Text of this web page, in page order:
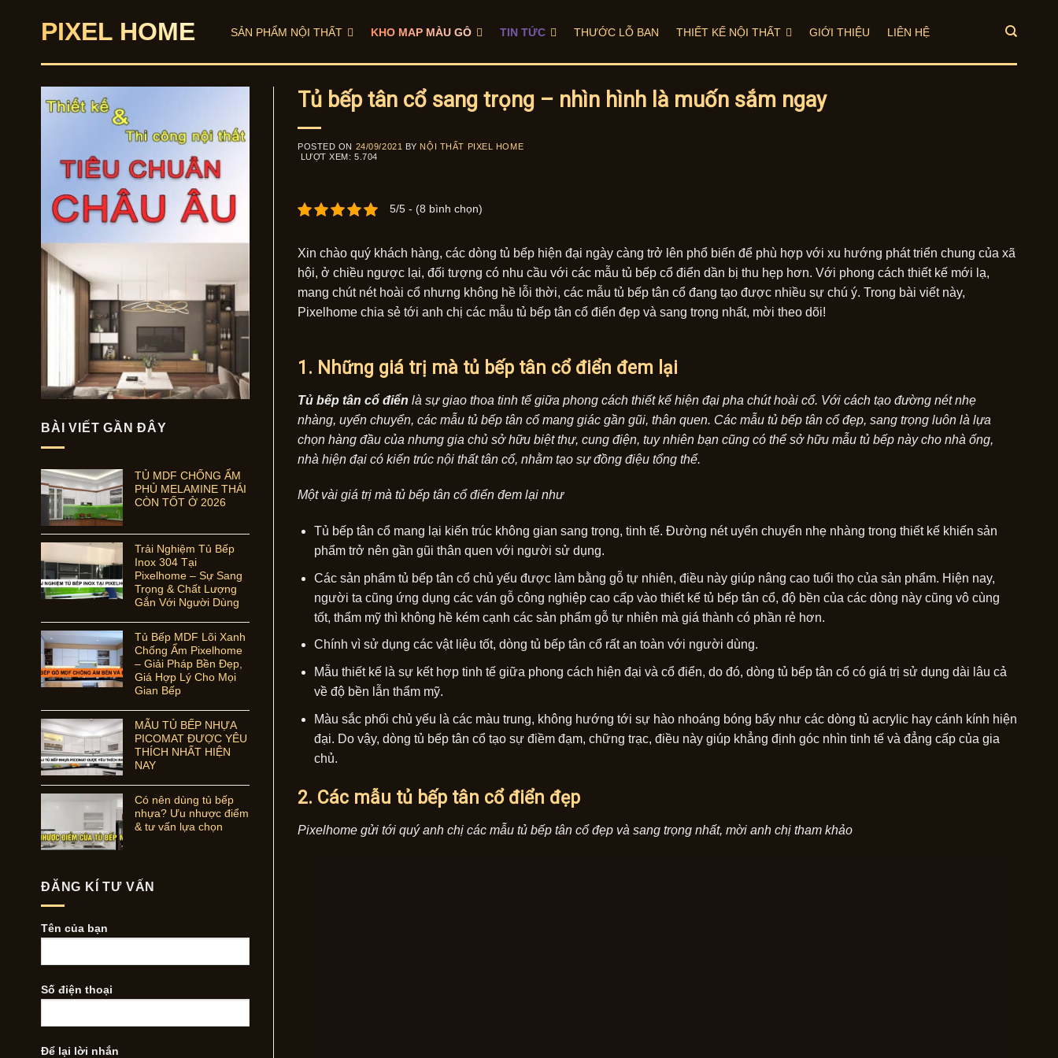
PIXEL HOME SẢN PHẨM NỘI THẤT KHO MAP MÀU GỖ TIN TỨC THƯỚC LỖ BAN THIẾT KẾ NỘI THẤT GIỚI THIỆU LIÊN HỆ
BÀI VIẾT GẦN ĐÂY
TỦ MDF CHỐNG ẨM
PHỦ MELAMINE THÁI
CÒN TỐT Ở 2026
Trải Nghiệm Tủ Bếp
Inox 304 Tại
Pixelhome – Sự Sang
Trọng & Chất Lượng
Gắn Với Người Dùng
Tủ Bếp MDF Lõi Xanh
Chống Ẩm Pixelhome
– Giải Pháp Bền Đẹp,
Giá Hợp Lý Cho Mọi
Gian Bếp
MẪU TỦ BẾP NHỰA
PICOMAT ĐƯỢC YÊU
THÍCH NHẤT HIỆN
NAY
Có nên dùng tủ bếp
nhựa? Ưu nhược điểm
& tư vấn lựa chọn
ĐĂNG KÍ TƯ VẤN
Tên của bạn
Số điện thoại
Để lại lời nhắn
Tủ bếp tân cổ sang trọng – nhìn hình là muốn sắm ngay
POSTED ON 24/09/2021 BY NỘI THẤT PIXEL HOME
LƯỢT XEM: 5.704
5/5 - (8 bình chọn)
Xin chào quý khách hàng, các dòng tủ bếp hiện đại ngày càng trở lên phổ biến để phù hợp với xu hướng phát triển chung của xã
hội, ở chiều ngược lại, đối tượng có nhu cầu với các mẫu tủ bếp cổ điển dần bị thu hẹp hơn. Với phong cách thiết kế mới lạ,
mang chút nét hoài cổ nhưng không hề lỗi thời, các mẫu tủ bếp tân cổ đang tạo được nhiều sự chú ý. Trong bài viết này,
Pixelhome chia sẻ tới anh chị các mẫu tủ bếp tân cổ điển đẹp và sang trọng nhất, mời theo dõi!
1. Những giá trị mà tủ bếp tân cổ điển đem lại
Tủ bếp tân cổ điển là sự giao thoa tinh tế giữa phong cách thiết kế hiện đại pha chút hoài cổ. Với cách tạo đường nét nhẹ
nhàng, uyển chuyển, các mẫu tủ bếp tân cổ mang giác gần gũi, thân quen. Các mẫu tủ bếp tân cổ đẹp, sang trọng luôn là lựa
chọn hàng đầu của nhưng gia chủ sở hữu biệt thự, cung điện, tuy nhiên bạn cũng có thể sở hữu mẫu tủ bếp này cho nhà ống,
nhà hiện đại có kiến trúc nội thất tân cổ, nhằm tạo sự đồng điệu tổng thể.
Một vài giá trị mà tủ bếp tân cổ điển đem lại như
Tủ bếp tân cổ mang lại kiến trúc không gian sang trọng, tinh tế. Đường nét uyển chuyển nhẹ nhàng trong thiết kế khiến sản
phẩm trở nên gần gũi thân quen với người sử dụng.
Các sản phẩm tủ bếp tân cổ chủ yếu được làm bằng gỗ tự nhiên, điều này giúp nâng cao tuổi thọ của sản phẩm. Hiện nay,
người ta cũng ứng dụng các ván gỗ công nghiệp cao cấp vào thiết kế tủ bếp tân cổ, độ bền của các dòng này cũng vô cùng
tốt, thẩm mỹ thì không hề kém cạnh các sản phẩm gỗ tự nhiên mà giá thành có phần rẻ hơn.
Chính vì sử dụng các vật liệu tốt, dòng tủ bếp tân cổ rất an toàn với người dùng.
Mẫu thiết kế là sự kết hợp tinh tế giữa phong cách hiện đại và cổ điển, do đó, dòng tủ bếp tân cổ có giá trị sử dụng dài lâu cả
về độ bền lẫn thẩm mỹ.
Màu sắc phối chủ yếu là các màu trung, không hướng tới sự hào nhoáng bóng bẩy như các dòng tủ acrylic hay cánh kính hiện
đại. Do vậy, dòng tủ bếp tân cổ tạo sự điềm đạm, chững trạc, điều này giúp khẳng định góc nhìn tinh tế và đẳng cấp của gia
chủ.
2. Các mẫu tủ bếp tân cổ điển đẹp
Pixelhome gửi tới quý anh chị các mẫu tủ bếp tân cổ đẹp và sang trọng nhất, mời anh chị tham khảo